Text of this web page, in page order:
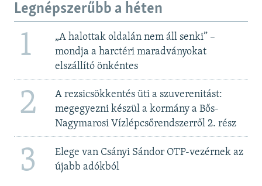
Legnépszerűbb a héten
1
„A halottak oldalán nem áll senki” –
mondja a harctéri maradványokat
elszállító önkéntes
2
A rezsicsökkentés üti a szuverenitást:
megegyezni készül a kormány a Bős-
Nagymarosi Vízlépcsőrendszerről 2. rész
3
Elege van Csányi Sándor OTP-vezérnek az
újabb adókból